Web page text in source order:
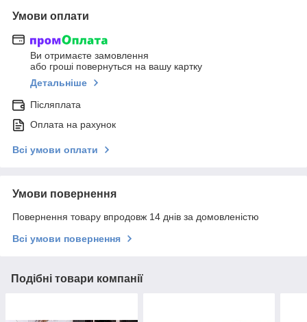
Умови оплати
Ви отримаєте замовлення
або гроші повернуться на вашу картку
Детальніше
Післяплата
Оплата на рахунок
Всі умови оплати
Умови повернення
Повернення товару впродовж 14 днів за домовленістю
Всі умови повернення
Подібні товари компанії